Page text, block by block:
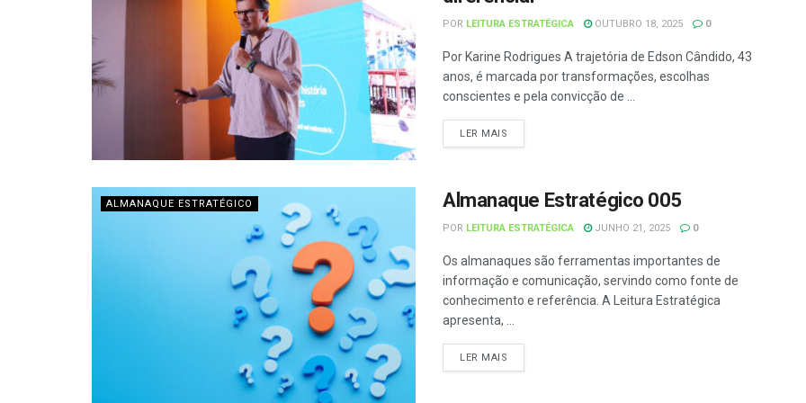
POR LEITURA ESTRATÉGICA OUTUBRO 18, 2025 0
Por Karine Rodrigues A trajetória de Edson Cândido, 43
anos, é marcada por transformações, escolhas
conscientes e pela convicção de ...
LER MAIS
ALMANAQUE ESTRATÉGICO Almanaque Estratégico 005
POR LEITURA ESTRATÉGICA JUNHO 21, 2025 0
Os almanaques são ferramentas importantes de
informação e comunicação, servindo como fonte de
conhecimento e referência. A Leitura Estratégica
apresenta, ...
LER MAIS